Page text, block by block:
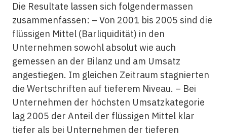
Die Resultate lassen sich folgendermassen
zusammenfassen: – Von 2001 bis 2005 sind die
flüssigen Mittel (Barliquidität) in den
Unternehmen sowohl absolut wie auch
gemessen an der Bilanz und am Umsatz
angestiegen. Im gleichen Zeitraum stagnierten
die Wertschriften auf tieferem Niveau. – Bei
Unternehmen der höchsten Umsatzkategorie
lag 2005 der Anteil der flüssigen Mittel klar
tiefer als bei Unternehmen der tieferen